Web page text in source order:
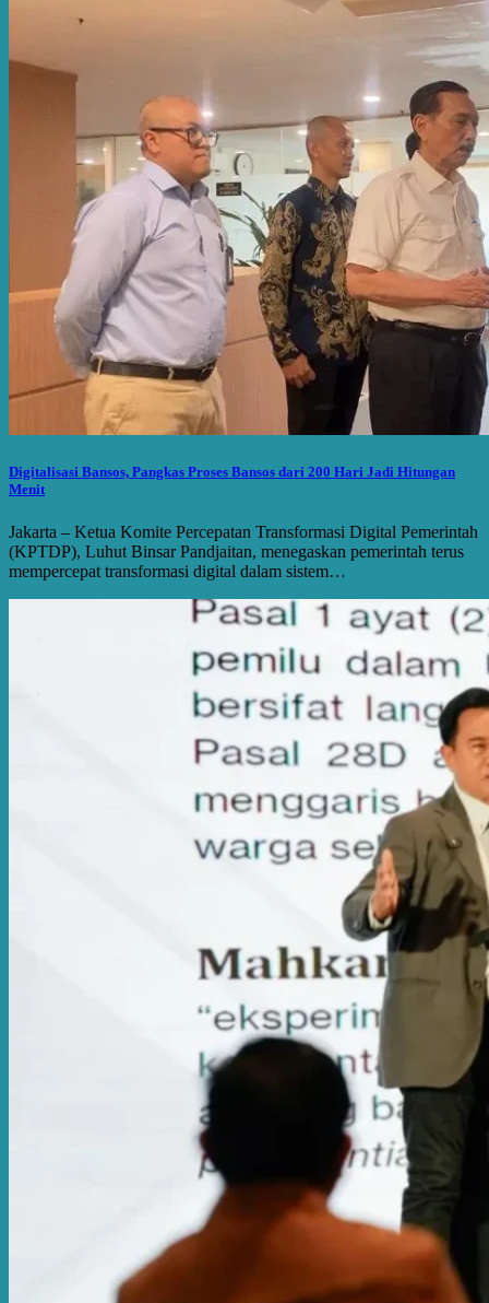
Digitalisasi Bansos, Pangkas Proses Bansos dari 200 Hari Jadi Hitungan
Menit
Jakarta – Ketua Komite Percepatan Transformasi Digital Pemerintah
(KPTDP), Luhut Binsar Pandjaitan, menegaskan pemerintah terus
mempercepat transformasi digital dalam sistem…